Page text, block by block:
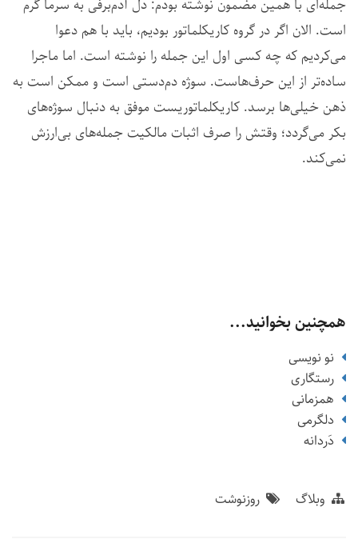
جمله‌ای با همین مضمون نوشته بودم: دل آدم‌برفی به سرما گرم
است. الان اگر در گروه کاریکلماتور بودیم، باید با هم دعوا
می‌کردیم که چه کسی اول این جمله را نوشته است. اما ماجرا
ساده‌تر از این حرف‌هاست. سوژه دم‌دستی است و ممکن است به
ذهن خیلی‌ها برسد. کاریکلماتوریست موفق به دنبال سوژه‌های
بکر می‌گردد؛ وقتش را صرف اثبات مالکیت جمله‌های بی‌ارزش
نمی‌کند.
همچنین بخوانید...
نو نویسی
رستگاری
همزمانی
دلگرمی
دَردانه
وبلاگ روزنوشت